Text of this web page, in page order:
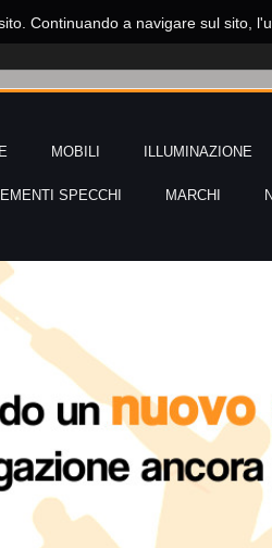
MOBILI ILLUMINAZIONE
SPECCHI MARCHI
Continuando a navigare sul sito,